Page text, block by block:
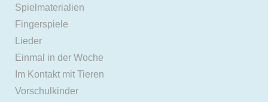
Spielmaterialien
Fingerspiele
Lieder
Einmal in der Woche
Im Kontakt mit Tieren
Vorschulkinder